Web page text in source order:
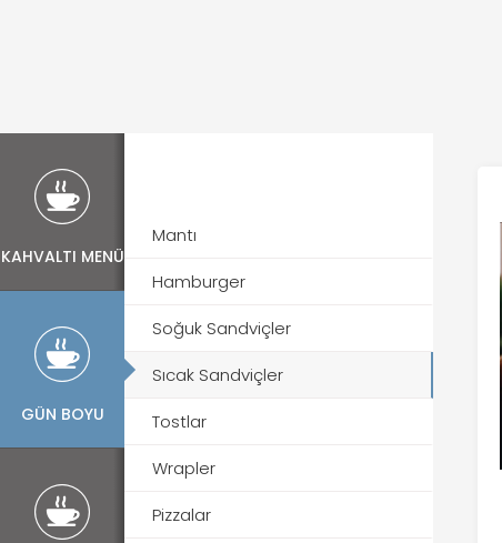
KAHVALTI MENÜ
GÜN BOYU
Mantı
Hamburger
Soğuk Sandviçler
Sıcak Sandviçler
Tostlar
Wrapler
Pizzalar